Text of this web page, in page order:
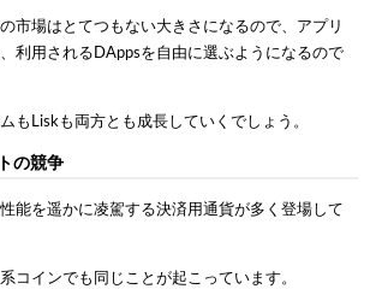
市場はとてつもない大きさになるので、アプリ
利用されるDAppsを自由に選ぶようになるので
もLiskも両方とも成長していくでしょう。
の競争
能を遥かに凌駕する決済用通貨が多く登場して
コインでも同じことが起こっています。